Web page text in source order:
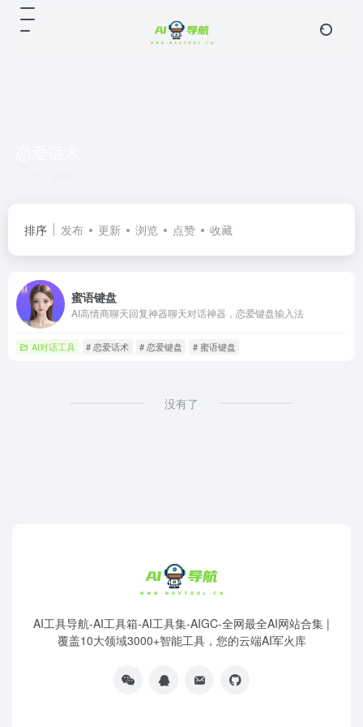
排序 发布 更新 浏览 点赞 收藏
蜜语键盘
AI高情商聊天回复神器聊天对话神器，恋爱键盘输入法
AI对话工具 # 恋爱话术 # 恋爱键盘 # 蜜语键盘
没有了
AI工具导航-AI工具箱-AI工具集-AIGC-全网最全AI网站合集 |
覆盖10大领域3000+智能工具，您的云端AI军火库